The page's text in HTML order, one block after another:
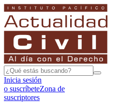
Inicia sesión
o suscríbeteZona de
suscriptores